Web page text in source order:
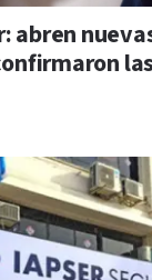
abren